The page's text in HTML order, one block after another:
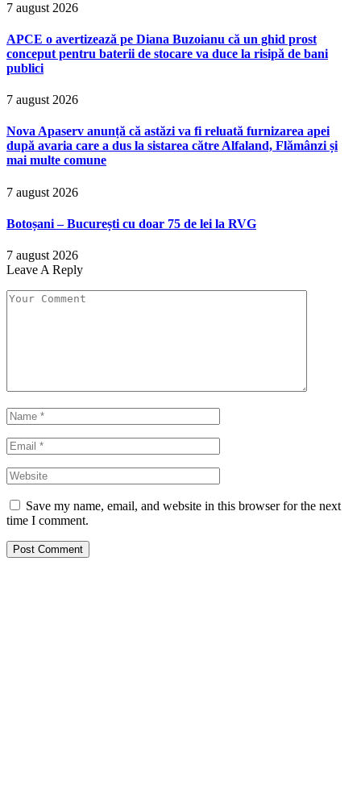
7 august 2026
APCE o avertizează pe Diana Buzoianu că un ghid prost
conceput pentru baterii de stocare va duce la risipă de bani
publici
7 august 2026
Nova Apaserv anunță că astăzi va fi reluată furnizarea apei
după avaria care a dus la sistarea către Alfaland, Flămânzi și
mai multe comune
7 august 2026
Botoșani – București cu doar 75 de lei la RVG
7 august 2026
Leave A Reply
Save my name, email, and website in this browser for the next
time I comment.